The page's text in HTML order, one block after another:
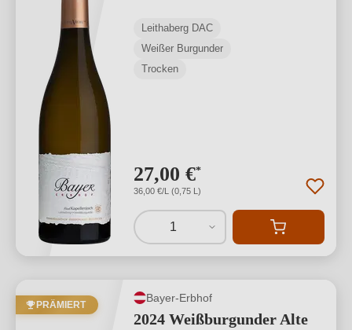
Leithaberg DAC
Weißer Burgunder
Trocken
27,00 €*
36,00 €/L (0,75 L)
1
PRÄMIERT
Bayer-Erbhof
2024 Weißburgunder Alte